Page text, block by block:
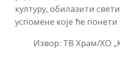
културу, обилазити
успомене које ће понети
Извор: ТВ Храм/ХО